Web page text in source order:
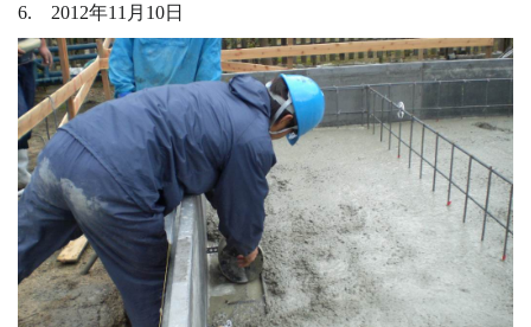
6. 2012年11月10日